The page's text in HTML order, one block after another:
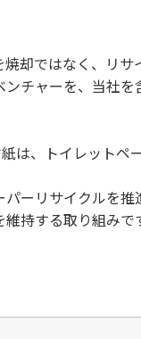
焼却ではなく、リサ
チャーを、当社
は、トイレットペ
ーリサイクルを推
持する取り組みで